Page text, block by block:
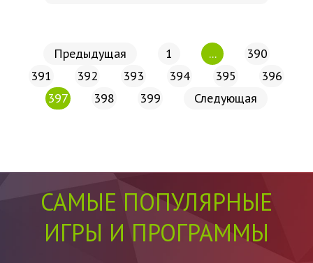
Предыдущая 1 ...
390
391
392 393 394 395
396
397
398 399 Следующая
САМЫЕ ПОПУЛЯРНЫЕ
ИГРЫ И ПРОГРАММЫ